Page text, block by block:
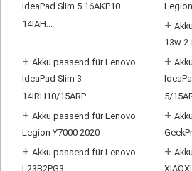
IdeaPad Slim 5 16AKP10
14IAH...
+
13w
+ Akku passend für Lenovo
IdeaPad Slim 3
14IRH10/15ARP...
+
5/
+ Akku passend für Lenovo
Legion Y7000 2020
+
+ Akku passend für Lenovo +